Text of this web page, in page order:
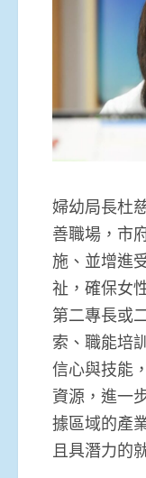
婦幼局長杜
善職場，市
施、並增進
祉，確保女
第二專長或
索、職能培
信心與技能
資源，進一
據區域的產
且具潛力的